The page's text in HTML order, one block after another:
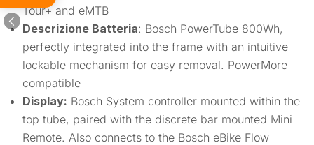
Tour+ and eMTB
Descrizione Batteria: Bosch PowerTube 800Wh,
perfectly integrated into the frame with an intuitive
lockable mechanism for easy removal. PowerMore
compatible
Display: Bosch System controller mounted within the
top tube, paired with the discrete bar mounted Mini
Remote. Also connects to the Bosch eBike Flow